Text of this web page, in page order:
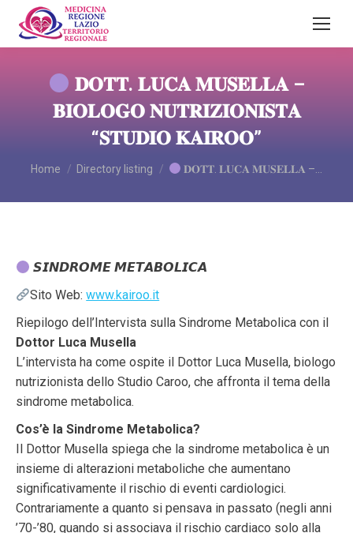
𝐃𝐎𝐓𝐓. 𝐋𝐔𝐂𝐀 𝐌𝐔𝐒𝐄𝐋𝐋𝐀 –
𝐁𝐈𝐎𝐋𝐎𝐆𝐎 𝐍𝐔𝐓𝐑𝐈𝐙𝐈𝐎𝐍𝐈𝐒𝐓𝐀
“𝐒𝐓𝐔𝐃𝐈𝐎 𝐊𝐀𝐈𝐑𝐎𝐎”
You are here:
Home Directory listing 𝐃𝐎𝐓𝐓. 𝐋𝐔𝐂𝐀 𝐌𝐔𝐒𝐄𝐋𝐋𝐀 –…
𝙎𝙄𝙉𝘿𝙍𝙊𝙈𝙀 𝙈𝙀𝙏𝘼𝘽𝙊𝙇𝙄𝘾𝘼
Sito Web:www.kairoo.it
Riepilogo dell’Intervista sulla Sindrome Metabolica con il
Dottor Luca Musella
L’intervista ha come ospite il Dottor Luca Musella, biologo
nutrizionista dello Studio Caroo, che affronta il tema della
sindrome metabolica.
Cos’è la Sindrome Metabolica?
Il Dottor Musella spiega che la sindrome metabolica è un
insieme di alterazioni metaboliche che aumentano
significativamente il rischio di eventi cardiologici.
Contrariamente a quanto si pensava in passato (negli anni
’70-’80, quando si associava il rischio cardiaco solo alla